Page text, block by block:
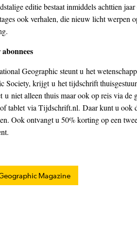
editie bestaat inmiddels achttien jaar
ook verhalen, die nieuw licht werpen
Geographic steunt u het
Society, krijgt u het tijdschrift
niet alleen thuis maar ook op reis via de
tablet via Tijdschrift.nl. Daar kunt u ook
Ook ontvangt u 50% korting op een
Magazine